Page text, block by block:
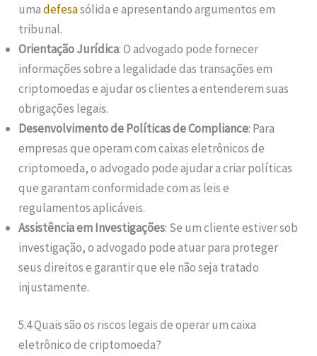
umadefesasólida e apresentando argumentos em
tribunal.
Orientação Jurídica: O advogado pode fornecer
informações sobre a legalidade das transações em
criptomoedas e ajudar os clientes a entenderem suas
obrigações legais.
Desenvolvimento de Políticas de Compliance: Para
empresas que operam com caixas eletrônicos de
criptomoeda, o advogado pode ajudar a criar políticas
que garantam conformidade com as leis e
regulamentos aplicáveis.
Assistência em Investigações: Se um cliente estiver sob
investigação, o advogado pode atuar para proteger
seus direitos e garantir que ele não seja tratado
injustamente.
5.4 Quais são os riscos legais de operar um caixa
eletrônico de criptomoeda?